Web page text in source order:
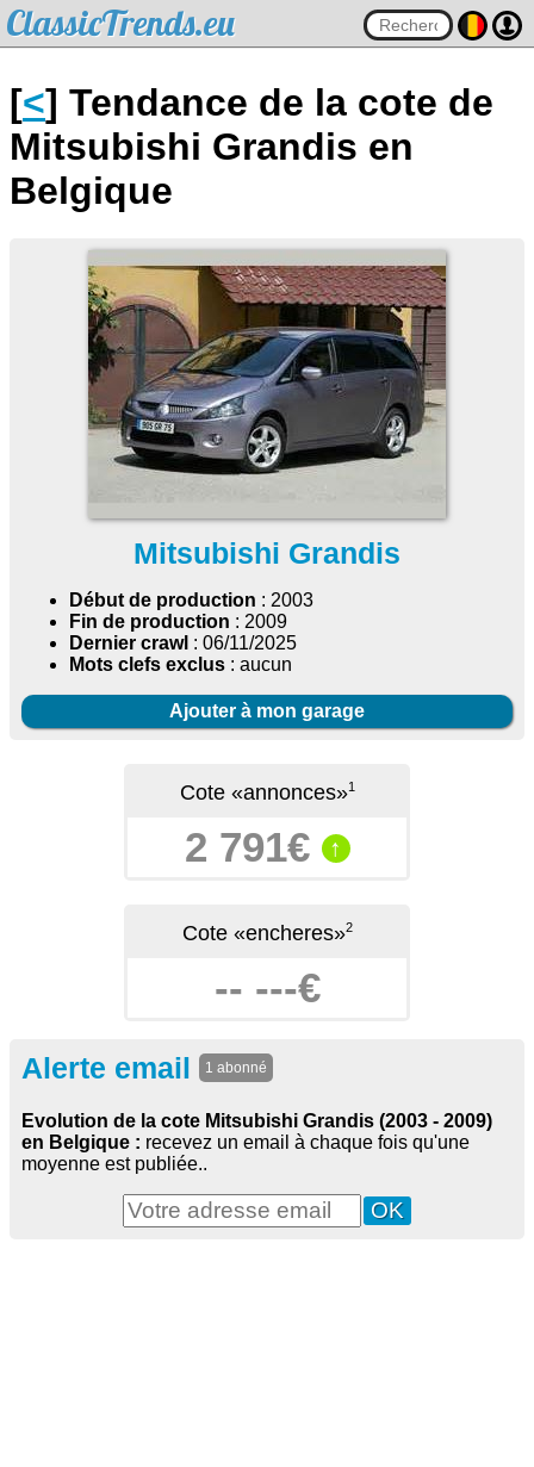
ClassicTrends.eu
[<] Tendance de la cote de
Mitsubishi Grandis en
Belgique
Mitsubishi Grandis
Début de production : 2003
Fin de production : 2009
Dernier crawl : 06/11/2025
Mots clefs exclus : aucun
Ajouter à mon garage
Cote «annonces»1
2 791€ ↑
Cote «encheres»2
-- ---€
Alerte email 1 abonné
Evolution de la cote Mitsubishi Grandis (2003 - 2009)
en Belgique : recevez un email à chaque fois qu'une
moyenne est publiée..